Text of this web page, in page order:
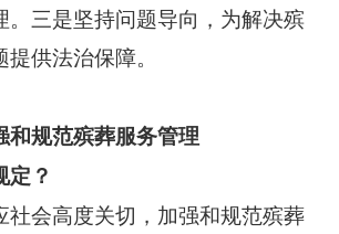
。三是坚持问题导向，为解决殡
供法治保障。
和规范殡葬服务管理
定？
社会高度关切，加强和规范殡葬